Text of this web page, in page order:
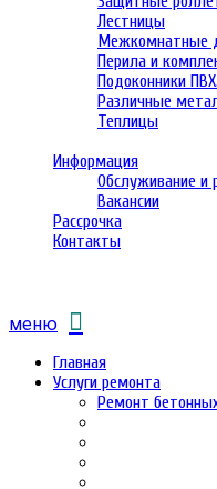
Лестницы
Межкомнатные
Перила и
Подоконники
Различные
Теплицы
Информация
Обслуживание и
Вакансии
Рассрочка
Контакты
меню
Главная
Услуги ремонта
Ремонт